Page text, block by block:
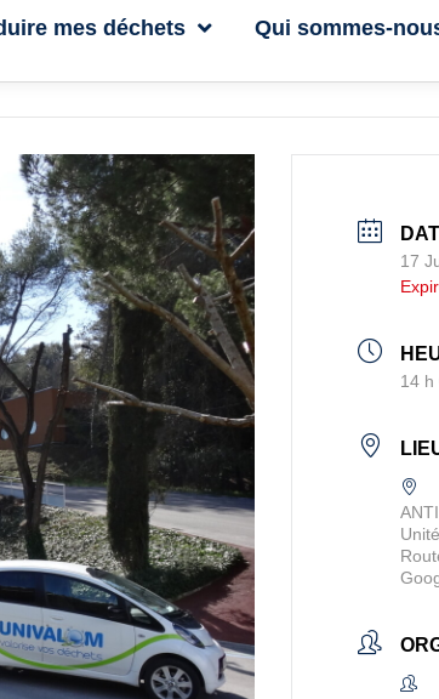
mes déchets Qui sommes-
17
14 h